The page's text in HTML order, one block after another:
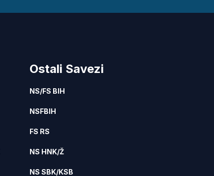
Ostali Savezi
NS/FS BIH
NSFBIH
FS RS
NS HNK/Ž
NS SBK/KSB